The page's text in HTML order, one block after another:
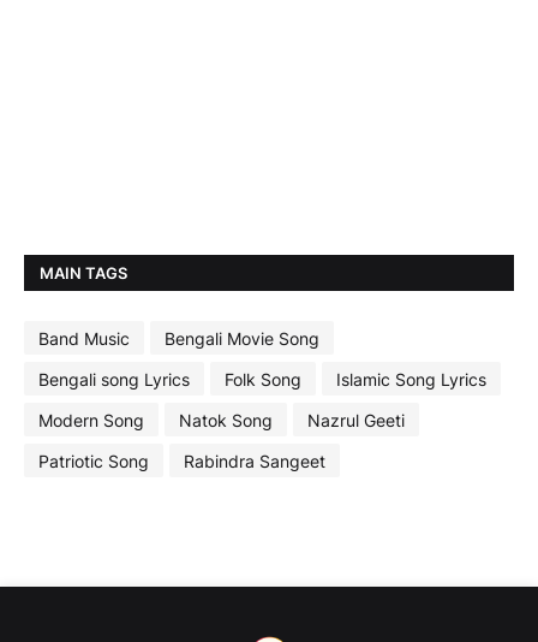
MAIN TAGS
Band Music
Bengali Movie Song
Bengali song Lyrics
Folk Song
Islamic Song Lyrics
Modern Song
Natok Song
Nazrul Geeti
Patriotic Song
Rabindra Sangeet